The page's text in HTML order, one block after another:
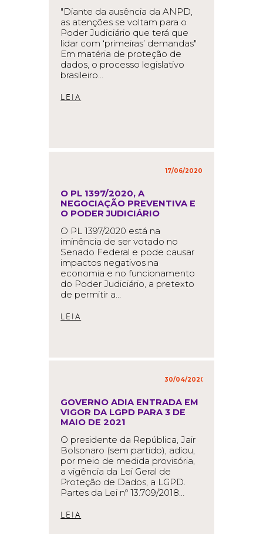
"Diante da ausência da ANPD,
as atenções se voltam para o
Poder Judiciário que terá que
lidar com ‘primeiras’ demandas"
Em matéria de proteção de
dados, o processo legislativo
brasileiro…
17/06/2020
O PL 1397/2020, A
NEGOCIAÇÃO PREVENTIVA E
O PODER JUDICIÁRIO
O PL 1397/2020 está na
iminência de ser votado no
Senado Federal e pode causar
impactos negativos na
economia e no funcionamento
do Poder Judiciário, a pretexto
de permitir a…
30/04/2020
GOVERNO ADIA ENTRADA EM
VIGOR DA LGPD PARA 3 DE
MAIO DE 2021
O presidente da República, Jair
Bolsonaro (sem partido), adiou,
por meio de medida provisória,
a vigência da Lei Geral de
Proteção de Dados, a LGPD.
Partes da Lei nº 13.709/2018…